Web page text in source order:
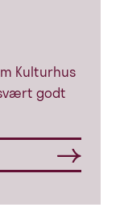
Kulturhus
godt